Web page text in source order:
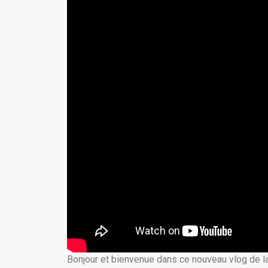
Bonjour et bienvenue dans ce nouveau vlog de